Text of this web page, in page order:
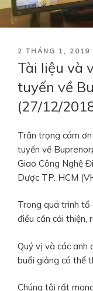
ĐĂNG
TRONG
2 THÁNG 1, 2019
Tài liệu và
tuyến về
(27/12/
Trân trọng cám
tuyến về
Giao Công Nghệ
Dược TP. HCM
Trong quá trình tổ
điều cần cải thiện,
Quý vị và các anh
buổi giảng có thể
Chúng tôi rất